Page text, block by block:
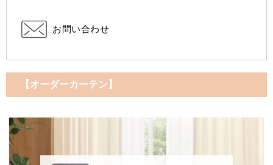
お問い合わせ
【オーダーカーテン】